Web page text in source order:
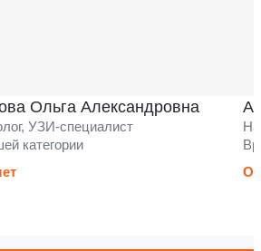
Ольга Александровна
УЗИ-специалист
категории